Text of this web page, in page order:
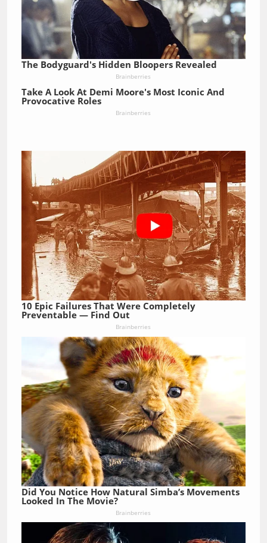
The Bodyguard's Hidden Bloopers Revealed
Brainberries
Take A Look At Demi Moore's Most Iconic And
Provocative Roles
Brainberries
10 Epic Failures That Were Completely
Preventable — Find Out
Brainberries
Did You Notice How Natural Simba’s Movements
Looked In The Movie?
Brainberries